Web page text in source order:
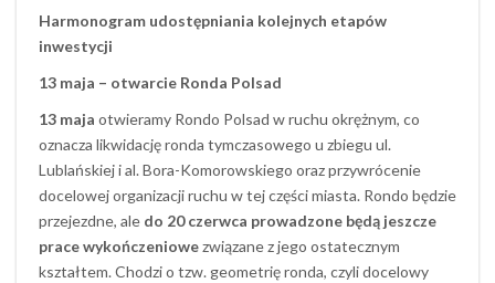
Harmonogram udostępniania kolejnych etapów
inwestycji
13 maja – otwarcie Ronda Polsad
13 maja otwieramy Rondo Polsad w ruchu okrężnym, co
oznacza likwidację ronda tymczasowego u zbiegu ul.
Lublańskiej i al. Bora-Komorowskiego oraz przywrócenie
docelowej organizacji ruchu w tej części miasta. Rondo będzie
przejezdne, ale do 20 czerwca prowadzone będą jeszcze
prace wykończeniowezwiązane z jego ostatecznym
kształtem. Chodzi o tzw. geometrię ronda, czyli docelowy